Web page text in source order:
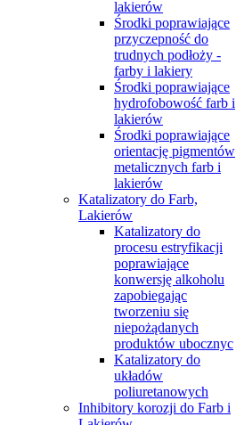
lakierów
Środki poprawiające
przyczepność do
trudnych podłoży -
farby i lakiery
Środki poprawiające
hydrofobowość farb i
lakierów
Środki poprawiające
orientację pigmentów
metalicznych farb i
lakierów
Katalizatory do Farb,
Lakierów
Katalizatory do
procesu estryfikacji
poprawiające
konwersję alkoholu
zapobiegając
tworzeniu się
niepożądanych
produktów ubocznyc
Katalizatory do
układów
poliuretanowych
Inhibitory korozji do Farb i